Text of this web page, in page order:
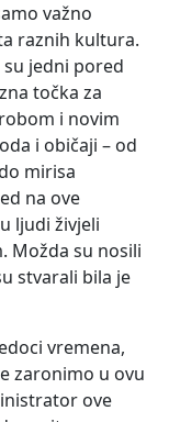
važno
raznih kultura.
jedni pored
točka za
i novim
i običaji – od
mirisa
na ove
ljudi živjeli
Možda su nosili
stvarali bila je
vremena,
zaronimo u ovu
ove